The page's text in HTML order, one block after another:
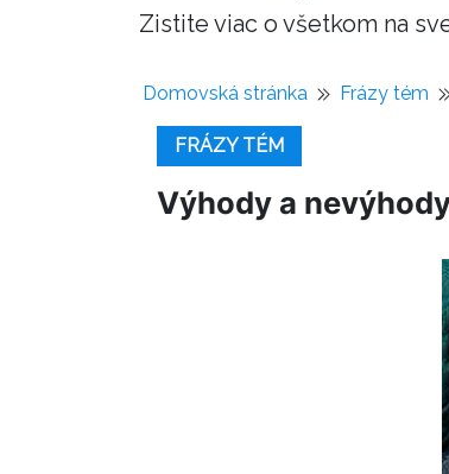
Zistite viac o všetkom na
Domovská stránka Frázy tém
FRÁZY TÉM
Výhody a